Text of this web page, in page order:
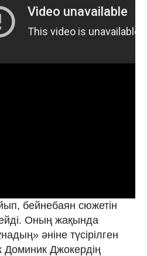
бейнебаян сюжетін
Оның жақында
әніне түсірілген
Доминик Джокердің